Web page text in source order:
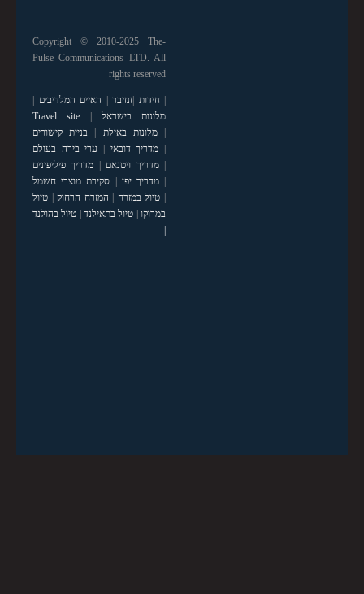
Copyright © 2010-2025 The-
Pulse Communications LTD. All
rights reserved
|חידות |זנזיבר | האיים המלדיבים |
מלונות בישראל |
Travel site
|מלונות באילת | בניית קישורים
| מדריך דובאי | ערי בירה בעולם
|מדריך ויטנאם | מדריך פיליפינים
|מדריך יפן | סקירת מוצרי חשמל
| טיול במזרח | המזרח הרחוק| טיול
במרוקו| טיול בתאילנד| טיול בהולנד
|